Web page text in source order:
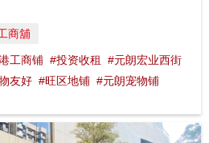
商舖
工商铺 #投资收租
#元朗宏业西街
友好 #旺区地铺 #元朗宠物铺